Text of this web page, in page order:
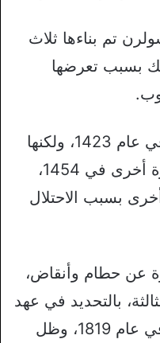
تم بناءها ثلاث
بسبب تعرضها
تم بناء القلعة للمرة الأولى في عام 1423، ولكنها
دمرت بالكامل، وتم بنائها مرة أخرى في 1454،
بسبب الاحتلال
عام 1798 عبارة عن حطام وأنقاض،
بالتحديد في عهد
فريدريك الرابع من بروسيا في عام 1819، وظل